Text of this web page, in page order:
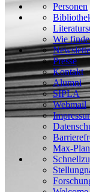
Personen
Wie
Presse
Kontakt
Alumni
SIPLA
Webmail
Max-